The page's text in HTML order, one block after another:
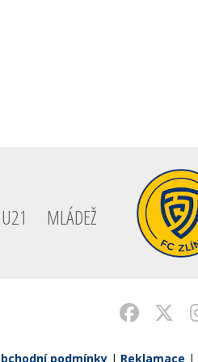
U21 MLÁDEŽ
podmínky| Reklamace |